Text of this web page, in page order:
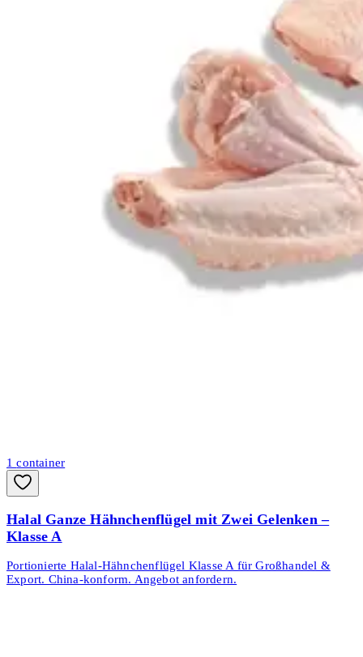
1container
Halal Ganze Hähnchenflügel mit Zwei Gelenken –
Klasse A
Portionierte Halal-Hähnchenflügel Klasse A für Großhandel &
Export. China-konform. Angebot anfordern.